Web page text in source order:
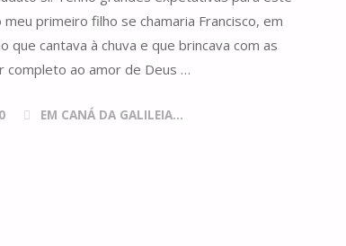
primeiro filho se chamaria Francisco, em
que cantava à chuva e que brincava com as
completo ao amor de Deus …
EM CANÁ DA GALILEIA...